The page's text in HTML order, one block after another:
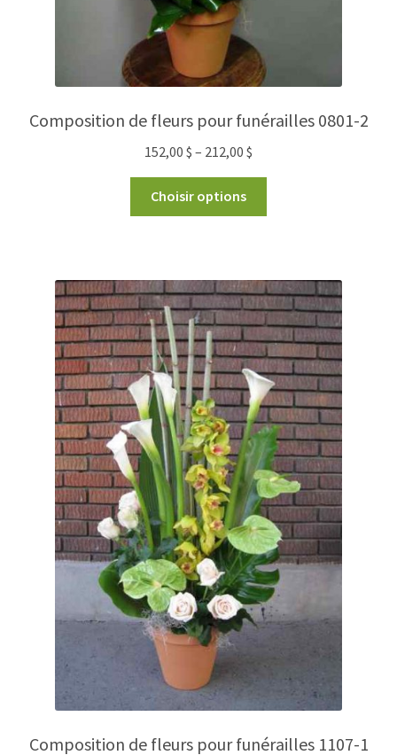
Composition de fleurs pour funérailles 0801-2
152,00 $ – 212,00 $
Choisir options
Composition de fleurs pour funérailles 1107-1